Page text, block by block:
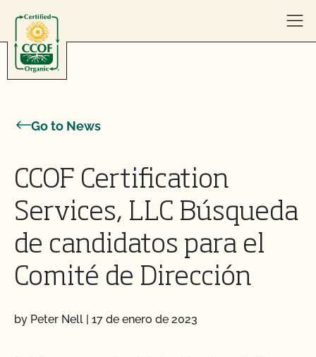
Go to News
CCOF Certification
Services, LLC Búsqueda
de candidatos para el
Comité de Dirección
by Peter Nell | 17 de enero de 2023